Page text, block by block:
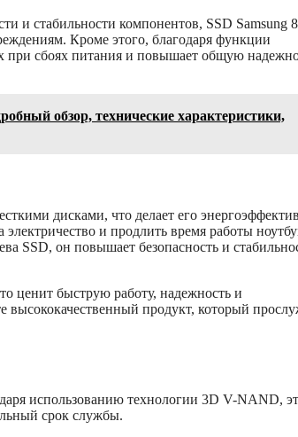
и стабильности компонентов, SSD Samsung
Кроме этого, благодаря функции
при сбоях питания и повышает общую
обзор, технические характеристики,
дисками, что делает его
и продлить время работы
SSD, он повышает безопасность и
ценит быструю работу, надежность и
высококачественный продукт, который
использованию технологии 3D V-NAND,
срок службы.